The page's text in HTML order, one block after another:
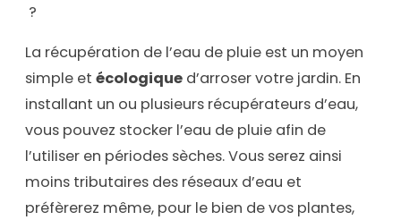
?
La récupération de l’eau de pluie est un moyen
simple et écologique d’arroser votre jardin. En
installant un ou plusieurs récupérateurs d’eau,
vous pouvez stocker l’eau de pluie afin de
l’utiliser en périodes sèches. Vous serez ainsi
moins tributaires des réseaux d’eau et
préfèrerez même, pour le bien de vos plantes,